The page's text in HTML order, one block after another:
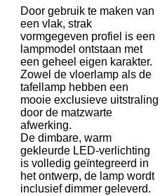
Door gebruik te maken van
een vlak, strak
vormgegeven profiel is een
lampmodel ontstaan met
een geheel eigen karakter.
Zowel de vloerlamp als de
tafellamp hebben een
mooie exclusieve uitstraling
door de matzwarte
afwerking.
De dimbare, warm
gekleurde LED-verlichting
is volledig geïntegreerd in
het ontwerp, de lamp wordt
inclusief dimmer geleverd.